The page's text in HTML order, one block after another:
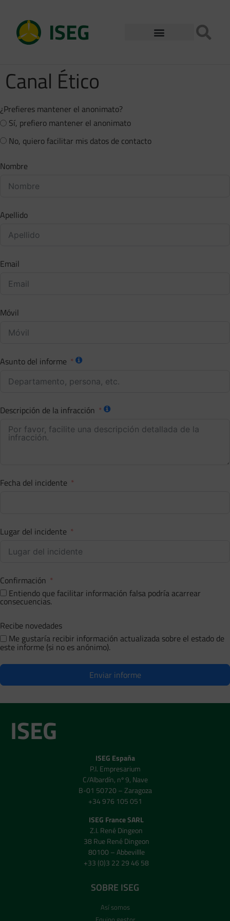
ISEG
Canal Ético
¿Prefieres mantener el anonimato?
Sí, prefiero mantener el anonimato
No, quiero facilitar mis datos de contacto
Nombre
Apellido
Email
Móvil
Asunto del informe
Descripción de la infracción
Fecha del incidente
Lugar del incidente
Confirmación
Entiendo que facilitar información falsa podría acarrear
consecuencias.
Recibe novedades
Me gustaría recibir información actualizada sobre el estado de
este informe (si no es anónimo).
Enviar informe
ISEG
ISEG España
P.I. Empresarium
C/Albardín, nº 9, Nave
B-01 50720 – Zaragoza
+34 976 105 051
ISEG France SARL
Z.I. René Dingeon
38 Rue René Dingeon
80100 – Abbevillle
+33 (0)3 22 29 46 58
SOBRE ISEG
Así somos